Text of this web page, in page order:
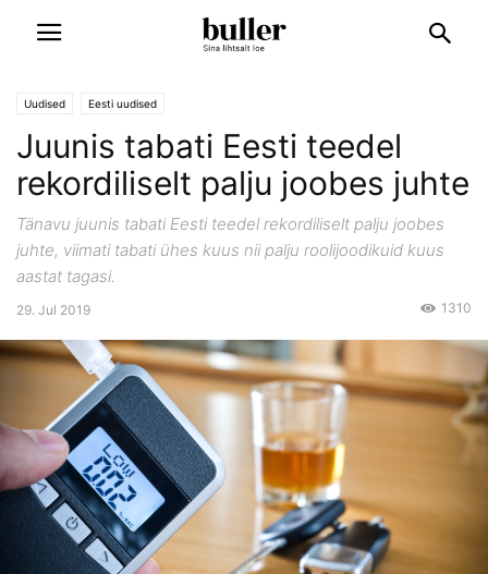
Uudised Eesti uudised
Juunis tabati Eesti teedel
rekordiliselt palju joobes juhte
Tänavu juunis tabati Eesti teedel rekordiliselt palju joobes
juhte, viimati tabati ühes kuus nii palju roolijoodikuid kuus
aastat tagasi.
29. Jul 2019 1310